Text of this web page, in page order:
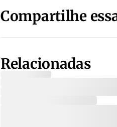
Compartilhe
Relacionadas